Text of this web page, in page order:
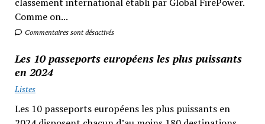
classement international établi par Global FirePower.
Comme on...
Commentaires sont désactivés
Les 10 passeports européens les plus puissants
en 2024
Listes
Les 10 passeports européens les plus puissants en